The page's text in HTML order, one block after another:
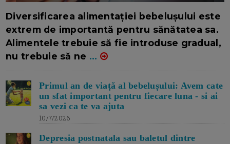
Diversificarea alimentației bebelușului este
extrem de importantă pentru sănătatea sa.
Alimentele trebuie să fie introduse gradual,
nu trebuie să ne ...
Primul an de viață al bebelușului: Avem cate
un sfat important pentru fiecare luna - si ai
sa vezi ca te va ajuta
10/7/2026
Depresia postnatala sau baletul dintre